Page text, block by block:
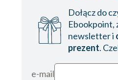
(Ściemnij) i
Narzędzie
Narzędzia
Narzędzia
ścieżek) (119)
Dołącz do
Ebookpoint,
newsletter i
prezent.
e-mail